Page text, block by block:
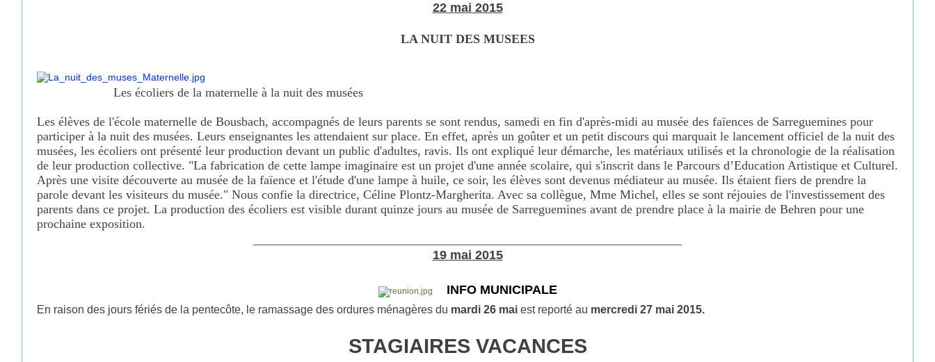
22 mai 2015
LA NUIT DES MUSEES
Les écoliers de la maternelle à la nuit des musées
Les élèves de l'école maternelle de Bousbach, accompagnés de leurs parents se sont rendus, samedi en fin d'après-midi au musée des faïences de Sarreguemines pour
participer à la nuit des musées. Leurs enseignantes les attendaient sur place. En effet, après un goûter et un petit discours qui marquait le lancement officiel de la nuit des
musées, les écoliers ont présenté leur production devant un public d'adultes, ravis. Ils ont expliqué leur démarche, les matériaux utilisés et la chronologie de la réalisation
de leur production collective. "La fabrication de cette lampe imaginaire est un projet d'une année scolaire, qui s'inscrit dans le Parcours d’Education Artistique et Culturel.
Après une visite découverte au musée de la faïence et l'étude d'une lampe à huile, ce soir, les élèves sont devenus médiateur au musée. Ils étaient fiers de prendre la
parole devant les visiteurs du musée." Nous confie la directrice, Céline Plontz-Margherita. Avec sa collègue, Mme Michel, elles se sont réjouies de l'investissement des
parents dans ce projet. La production des écoliers est visible durant quinze jours au musée de Sarreguemines avant de prendre place à la mairie de Behren pour une
prochaine exposition.
19 mai 2015
INFO MUNICIPALE
En raison des jours fériés de la pentecôte, le ramassage des ordures ménagères du mardi 26 mai est reporté au mercredi 27 mai 2015.
STAGIAIRES VACANCES